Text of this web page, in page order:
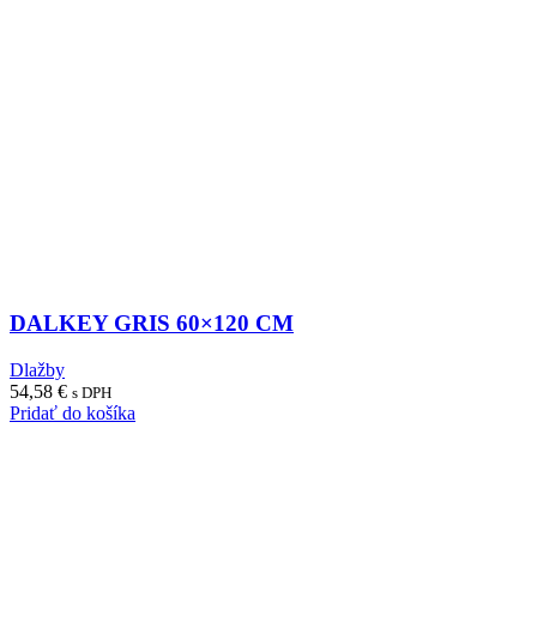
DALKEY GRIS 60×120 CM
Dlažby
54,58 € s DPH
Pridať do košíka